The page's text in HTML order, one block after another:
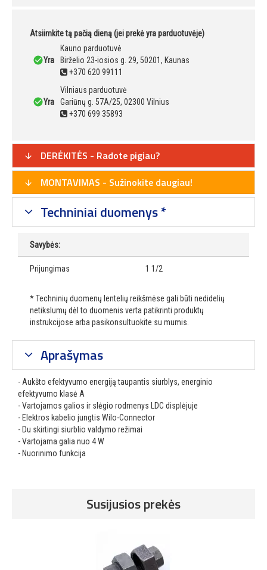
Atsiimkite tą pačią dieną (jei prekė yra parduotuvėje)
Yra
Kauno parduotuvė
Birželio 23-iosios g. 29, 50201, Kaunas
+370 620 99111
Yra
Vilniaus parduotuvė
Gariūnų g. 57A/25, 02300 Vilnius
+370 699 35893
DERĖKITĖS - Radote pigiau?
MONTAVIMAS - Sužinokite daugiau!
Techniniai duomenys *
Savybės:
Prijungimas 1 1/2
* Techninių duomenų lentelių reikšmėse gali būti nedidelių
netikslumų dėl to duomenis verta patikrinti produktų
instrukcijose arba pasikonsultuokite su mumis.
Aprašymas
- Aukšto efektyvumo energiją taupantis siurblys, energinio
efektyvumo klasė A
- Vartojamos galios ir slėgio rodmenys LDC displėjuje
- Elektros kabelio jungtis Wilo-Connector
- Du skirtingi siurblio valdymo režimai
- Vartojama galia nuo 4 W
- Nuorinimo funkcija
Susijusios prekės